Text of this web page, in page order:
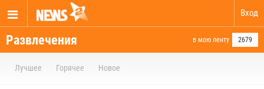
Вход
Развлечения в мою ленту 2679
Лучшее Горячее Новое